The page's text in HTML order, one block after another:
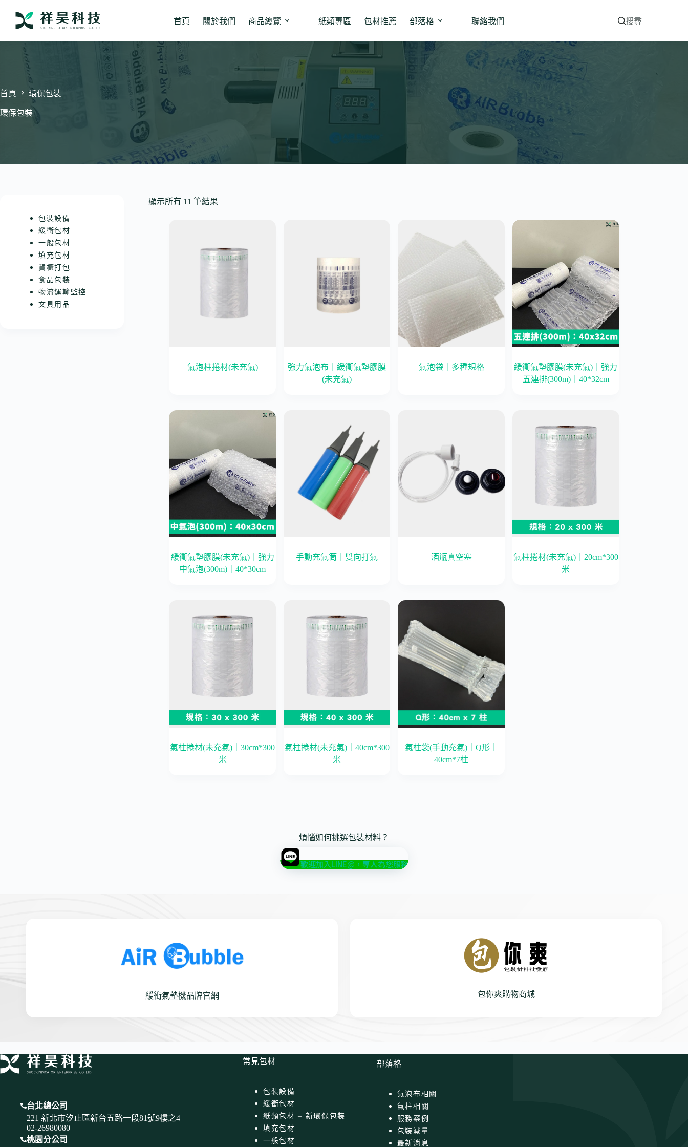
要
首頁 關於我們 商品總覽 紙類專區 包材推薦 部落格 聯絡我們 搜尋
首頁 環保包裝
環保包裝
顯示所有 11 筆結果
氣泡柱捲材(未充氣)
強力氣泡布｜緩衝氣墊膠膜
(未充氣)
氣泡袋｜多種規格
緩衝氣墊膠膜(未充氣)｜強力
五連排(300m)｜40*32cm
緩衝氣墊膠膜(未充氣)｜強力
中氣泡(300m)｜40*30cm
手動充氣筒｜雙向打氣 酒瓶真空塞
氣柱捲材(未充氣)｜20cm*300
米
氣柱捲材(未充氣)｜30cm*300
米
氣柱捲材(未充氣)｜40cm*300
米
氣柱袋(手動充氣)｜Q形｜
40cm*7柱
包裝設備
緩衝包材
一般包材
填充包材
貨櫃打包
食品包裝
物流運輸監控
文具用品
煩惱如何挑選包裝材料？
歡迎加入LINE@，專人為您服務
緩衝氣墊機品牌官網 包你爽購物商城
台北總公司
221 新北市汐止區新台五路一段81號9樓之4
02-26980080
桃園分公司
常見包材
包裝設備
緩衝包材
紙類包材 – 新環保包裝
填充包材
一般包材
部落格
氣泡布相關
氣柱相關
服務案例
包裝減量
最新消息